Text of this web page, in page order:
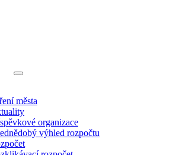
města
organizace
výhled rozpočtu